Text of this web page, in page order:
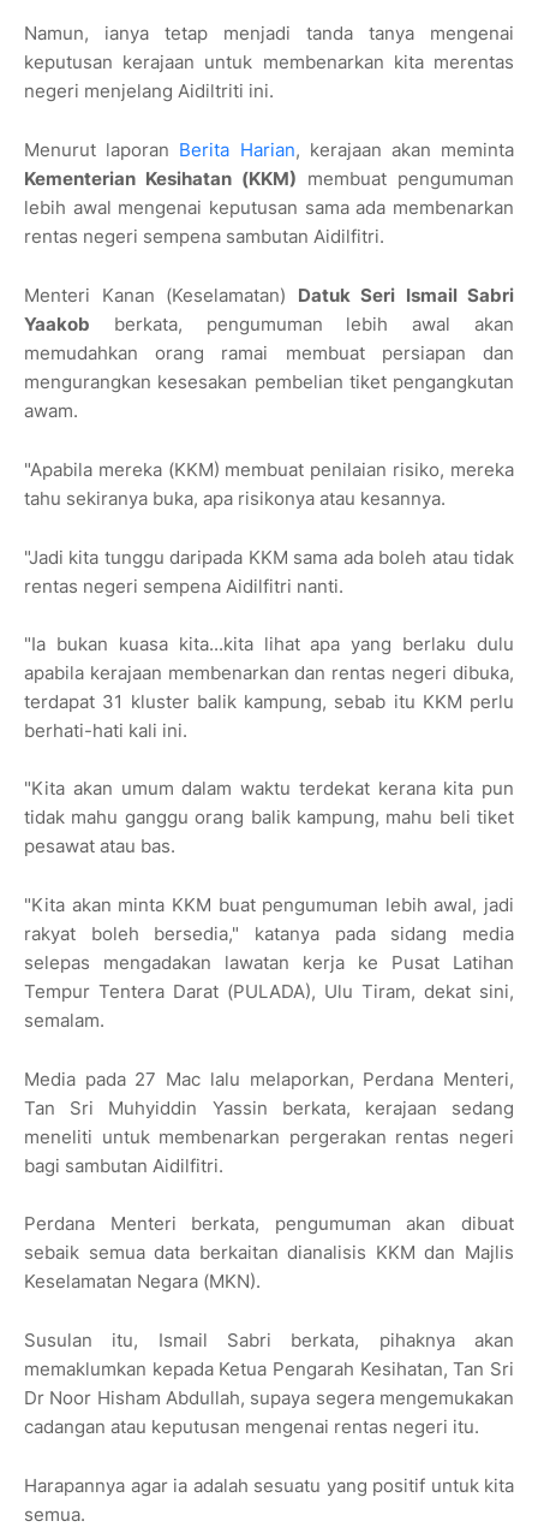
Namun, ianya tetap menjadi tanda tanya mengenai
keputusan kerajaan untuk membenarkan kita merentas
negeri menjelang Aidiltriti ini.
Menurut laporan Berita Harian, kerajaan akan meminta
Kementerian Kesihatan (KKM) membuat pengumuman
lebih awal mengenai keputusan sama ada membenarkan
rentas negeri sempena sambutan Aidilfitri.
Menteri Kanan (Keselamatan) Datuk Seri Ismail Sabri
Yaakob berkata, pengumuman lebih awal akan
memudahkan orang ramai membuat persiapan dan
mengurangkan kesesakan pembelian tiket pengangkutan
awam.
"Apabila mereka (KKM) membuat penilaian risiko, mereka
tahu sekiranya buka, apa risikonya atau kesannya.
"Jadi kita tunggu daripada KKM sama ada boleh atau tidak
rentas negeri sempena Aidilfitri nanti.
"Ia bukan kuasa kita...kita lihat apa yang berlaku dulu
apabila kerajaan membenarkan dan rentas negeri dibuka,
terdapat 31 kluster balik kampung, sebab itu KKM perlu
berhati-hati kali ini.
"Kita akan umum dalam waktu terdekat kerana kita pun
tidak mahu ganggu orang balik kampung, mahu beli tiket
pesawat atau bas.
"Kita akan minta KKM buat pengumuman lebih awal, jadi
rakyat boleh bersedia," katanya pada sidang media
selepas mengadakan lawatan kerja ke Pusat Latihan
Tempur Tentera Darat (PULADA), Ulu Tiram, dekat sini,
semalam.
Media pada 27 Mac lalu melaporkan, Perdana Menteri,
Tan Sri Muhyiddin Yassin berkata, kerajaan sedang
meneliti untuk membenarkan pergerakan rentas negeri
bagi sambutan Aidilfitri.
Perdana Menteri berkata, pengumuman akan dibuat
sebaik semua data berkaitan dianalisis KKM dan Majlis
Keselamatan Negara (MKN).
Susulan itu, Ismail Sabri berkata, pihaknya akan
memaklumkan kepada Ketua Pengarah Kesihatan, Tan Sri
Dr Noor Hisham Abdullah, supaya segera mengemukakan
cadangan atau keputusan mengenai rentas negeri itu.
Harapannya agar ia adalah sesuatu yang positif untuk kita
semua.